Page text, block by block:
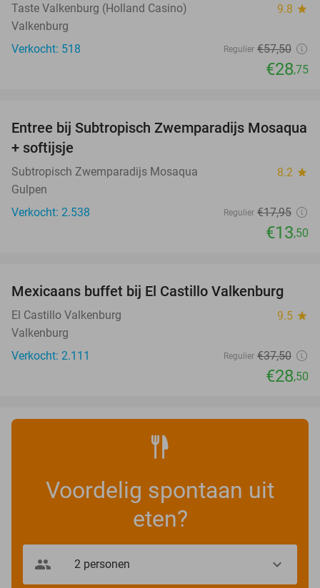
Taste Valkenburg (Holland Casino) 9.8 star
Valkenburg
Verkocht: 518
Regulier €57,50
€28,75
25%
Entree bij Subtropisch Zwemparadijs Mosaqua
+ softijsje
Subtropisch Zwemparadijs Mosaqua 8.2 star
Gulpen
Verkocht: 2.538
Regulier €17,95
€13,50
24%
Mexicaans buffet bij El Castillo Valkenburg
El Castillo Valkenburg 9.5 star
Valkenburg
Verkocht: 2.111
Regulier €37,50
€28,50
Voordelig spontaan uit
eten?